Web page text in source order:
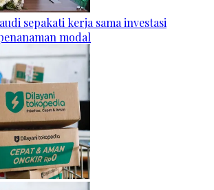
sepakati kerja sama investasi
modal